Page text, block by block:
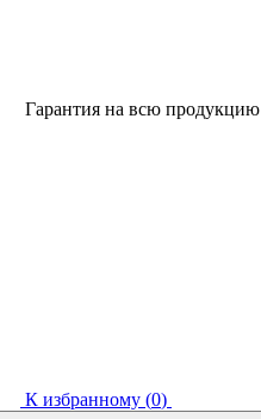
Гарантия на всю продукцию
К избранному (0)